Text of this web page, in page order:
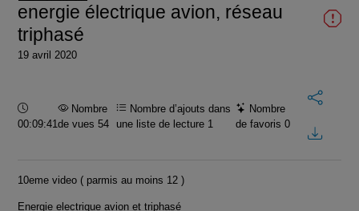
energie électrique avion, réseau
triphasé
19 avril 2020
Durée :
00:09:41
Nombre
de vues 54
Nombre d’ajouts dans
une liste de lecture 1
Nombre
de favoris0
10eme video ( parmis au moins 12 )
Energie electrique avion et triphasé